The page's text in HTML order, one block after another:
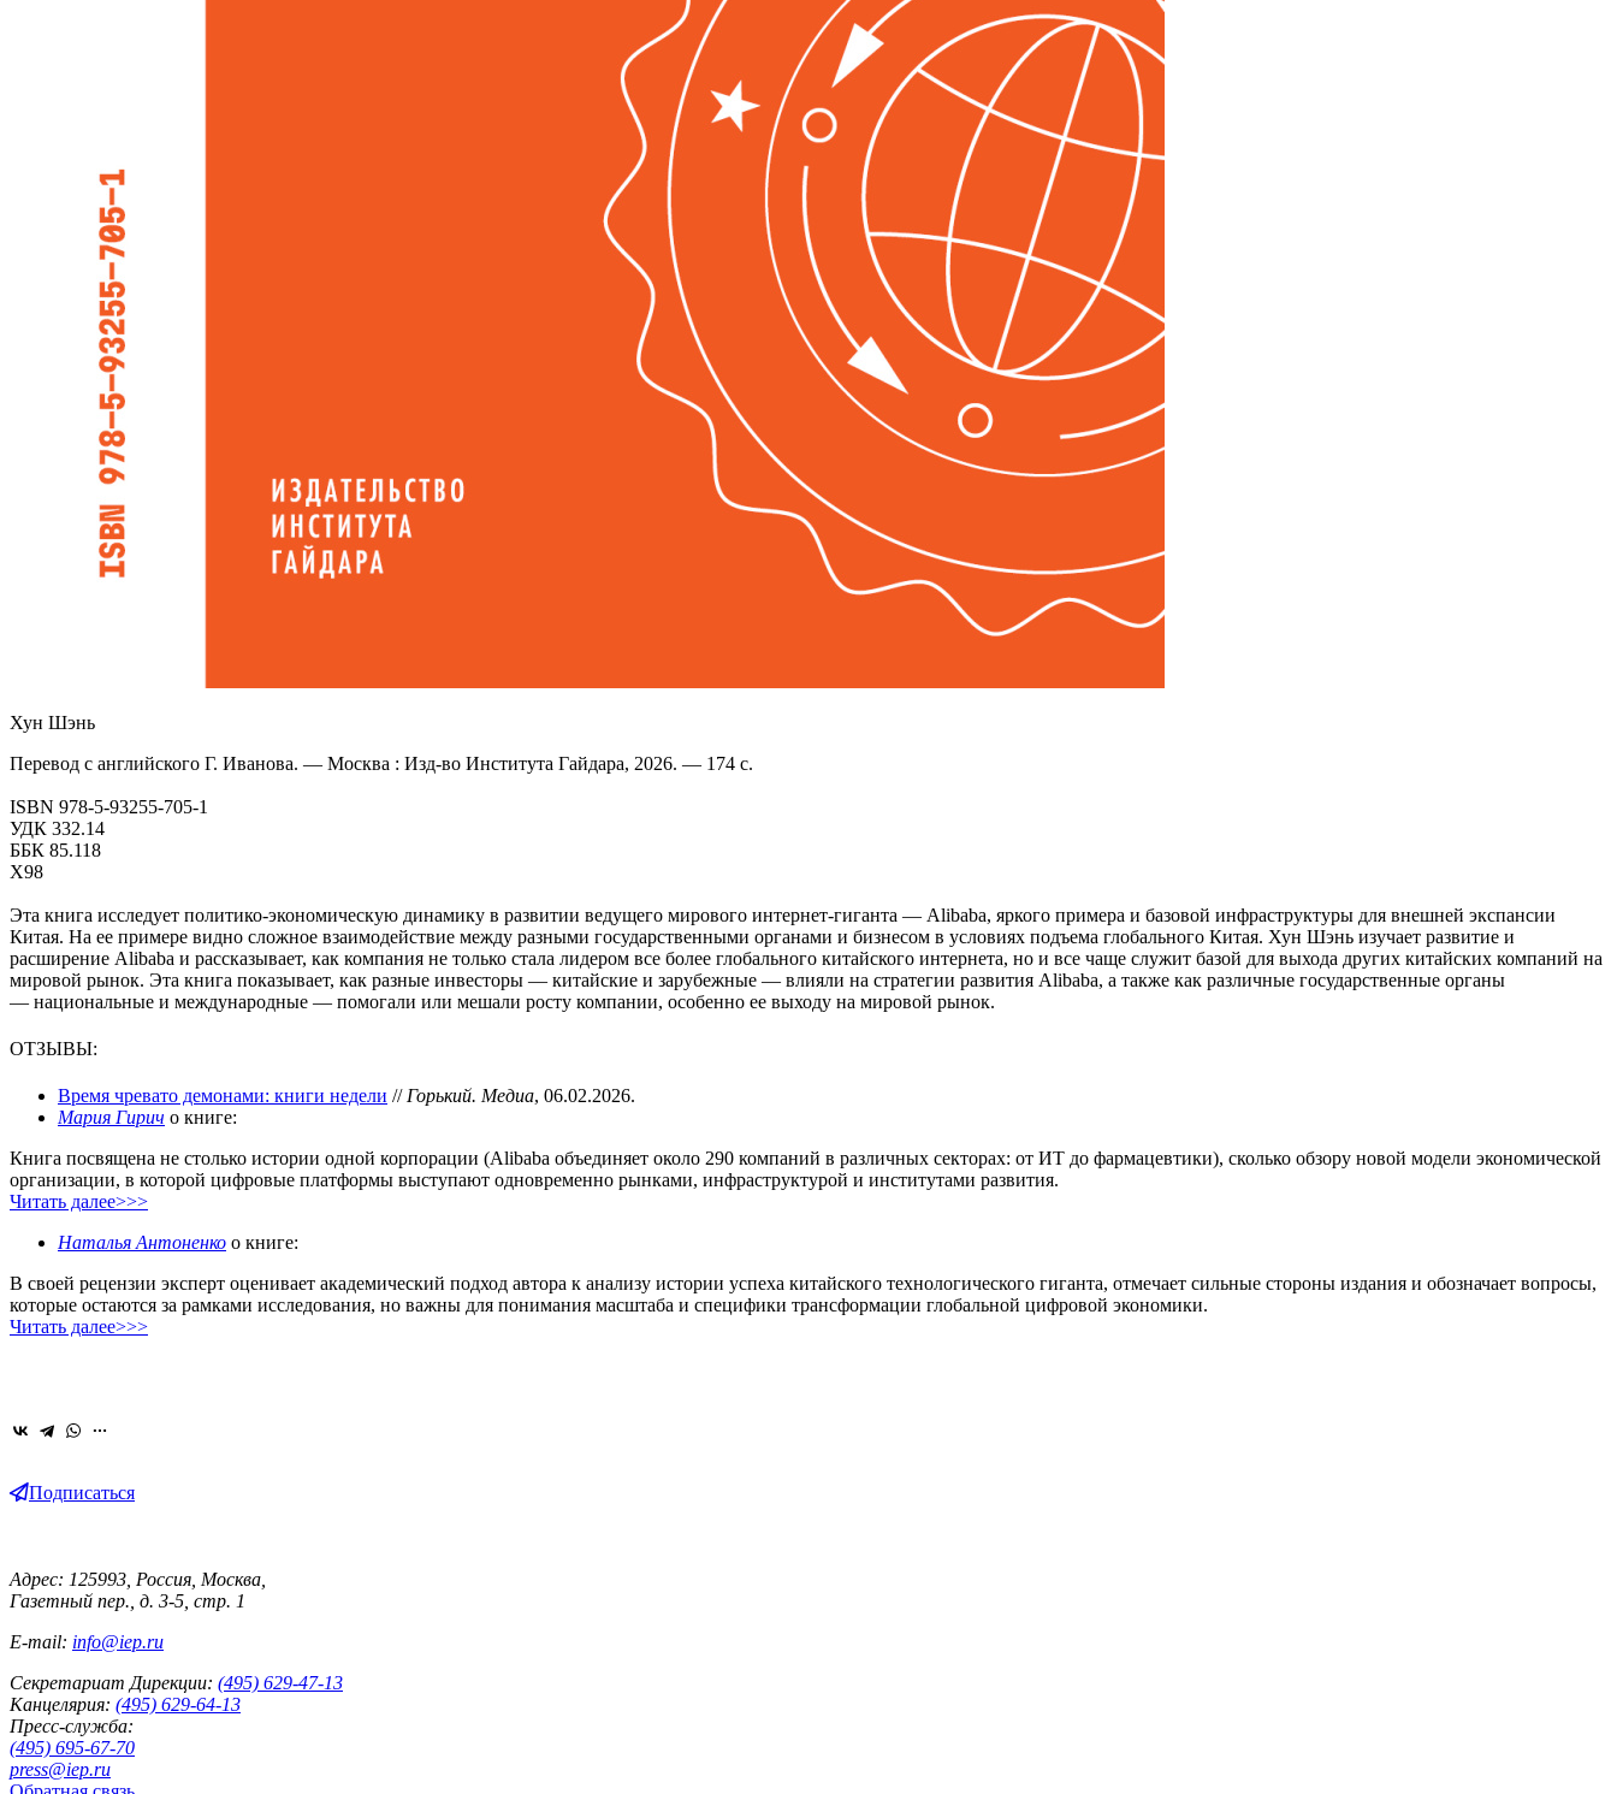
Хун Шэнь
Перевод с английского Г. Иванова. — Москва : Изд-во Института Гайдара, 2026. — 174 с.
ISBN 978-5-93255-705-1
УДК 332.14
ББК 85.118
Х98
Эта книга исследует политико-экономическую динамику в развитии ведущего мирового интернет-гиганта — Alibaba, яркого примера и базовой инфраструктуры для внешней экспансии
Китая. На ее примере видно сложное взаимодействие между разными государственными органами и бизнесом в условиях подъема глобального Китая. Хун Шэнь изучает развитие и
расширение Alibaba и рассказывает, как компания не только стала лидером все более глобального китайского интернета, но и все чаще служит базой для выхода других китайских компаний на
мировой рынок. Эта книга показывает, как разные инвесторы — китайские и зарубежные — влияли на стратегии развития Alibaba, а также как различные государственные органы
— национальные и международные — помогали или мешали росту компании, особенно ее выходу на мировой рынок.
ОТЗЫВЫ:
Время чревато демонами: книги недели //Горький. Медиа, 06.02.2026.
Мария Гирич о книге:
Книга посвящена не столько истории одной корпорации (Alibaba объединяет около 290 компаний в различных секторах: от ИТ до фармацевтики), сколько обзору новой модели экономической
организации, в которой цифровые платформы выступают одновременно рынками, инфраструктурой и институтами развития.
Читать далее>>>
Наталья Антоненко о книге:
В своей рецензии эксперт оценивает академический подход автора к анализу истории успеха китайского технологического гиганта, отмечает сильные стороны издания и обозначает вопросы,
которые остаются за рамками исследования, но важны для понимания масштаба и специфики трансформации глобальной цифровой экономики.
Читать далее>>>
Подписаться
Адрес: 125993, Россия, Москва,
Газетный пер., д. 3-5, стр. 1
E-mail: info@iep.ru
Секретариат Дирекции: (495) 629-47-13
Канцелярия: (495) 629-64-13
Пресс-служба:
(495) 695-67-70
press@iep.ru